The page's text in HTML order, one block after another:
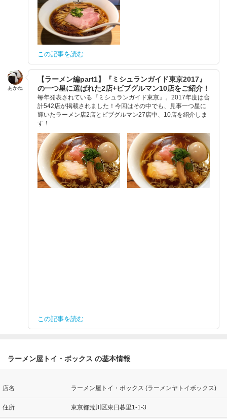
この記事を読む
あかね
【ラーメン編part1】『ミシュランガイド東京2017』
の一つ星に選ばれた2店+ビブグルマン10店をご紹介！
毎年発表されている『ミシュランガイド東京』。2017年度は合
計542店が掲載されました！今回はその中でも、見事一つ星に
輝いたラーメン店2店とビブグルマン27店中、10店を紹介しま
す！
この記事を読む
ラーメン屋トイ・ボックス の基本情報
店名 ラーメン屋トイ・ボックス (ラーメンヤトイボックス)
住所 東京都荒川区東日暮里1-1-3